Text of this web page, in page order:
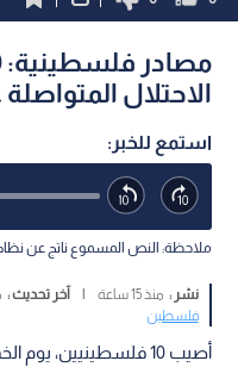
الاحتلال
استمع للخبر:
ملاحظة: النص المسموع ناتج عن
نشر : منذ 15 ساعة | آخر تحديث :
فلسطين
أصيب 10 فلسطينيين،